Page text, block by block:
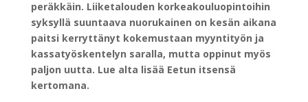
peräkkäin. Liiketalouden korkeakouluopintoihin
syksyllä suuntaava nuorukainen on kesän aikana
paitsi kerryttänyt kokemustaan myyntityön ja
kassatyöskentelyn saralla, mutta oppinut myös
paljon uutta. Lue alta lisää Eetun itsensä
kertomana.